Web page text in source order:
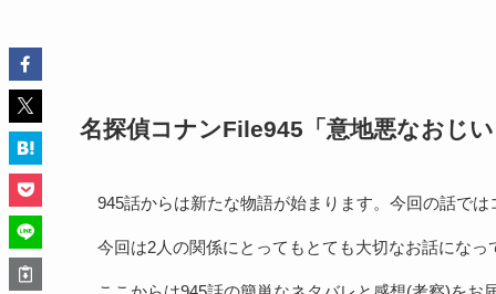
名探偵コナンFile945「意地悪なおじ
945話からは新たな物語が始まります。今回の話で
今回は2人の関係にとってもとても大切なお話にな